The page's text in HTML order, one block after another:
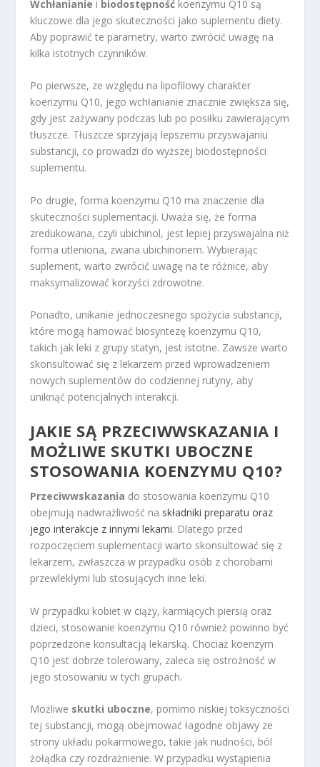
Wchłanianie i biodostępność koenzymu Q10 są
kluczowe dla jego skuteczności jako suplementu diety.
Aby poprawić te parametry, warto zwrócić uwagę na
kilka istotnych czynników.
Po pierwsze, ze względu na lipofilowy charakter
koenzymu Q10, jego wchłanianie znacznie zwiększa się,
gdy jest zażywany podczas lub po posiłku zawierającym
tłuszcze. Tłuszcze sprzyjają lepszemu przyswajaniu
substancji, co prowadzi do wyższej biodostępności
suplementu.
Po drugie, forma koenzymu Q10 ma znaczenie dla
skuteczności suplementacji. Uważa się, że forma
zredukowana, czyli ubichinol, jest lepiej przyswajalna niż
forma utleniona, zwana ubichinonem. Wybierając
suplement, warto zwrócić uwagę na te różnice, aby
maksymalizować korzyści zdrowotne.
Ponadto, unikanie jednoczesnego spożycia substancji,
które mogą hamować biosyntezę koenzymu Q10,
takich jak leki z grupy statyn, jest istotne. Zawsze warto
skonsultować się z lekarzem przed wprowadzeniem
nowych suplementów do codziennej rutyny, aby
uniknąć potencjalnych interakcji.
JAKIE SĄ PRZECIWWSKAZANIA I
MOŻLIWE SKUTKI UBOCZNE
STOSOWANIA KOENZYMU Q10?
Przeciwwskazania do stosowania koenzymu Q10
obejmują nadwrażliwość na składniki preparatu oraz
jego interakcje z innymi lekami. Dlatego przed
rozpoczęciem suplementacji warto skonsultować się z
lekarzem, zwłaszcza w przypadku osób z chorobami
przewlekłymi lub stosujących inne leki.
W przypadku kobiet w ciąży, karmiących piersią oraz
dzieci, stosowanie koenzymu Q10 również powinno być
poprzedzone konsultacją lekarską. Chociaż koenzym
Q10 jest dobrze tolerowany, zaleca się ostrożność w
jego stosowaniu w tych grupach.
Możliwe skutki uboczne, pomimo niskiej toksyczności
tej substancji, mogą obejmować łagodne objawy ze
strony układu pokarmowego, takie jak nudności, ból
żołądka czy rozdrażnienie. W przypadku wystąpienia